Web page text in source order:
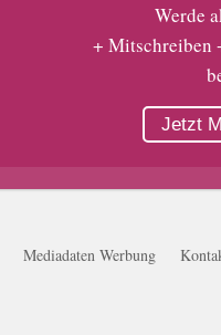
Werde
+ Mitschreiben
Jetzt
Mediadaten Werbung